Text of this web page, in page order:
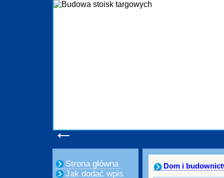
←
Strona główna
Jak dodać wpis
Dom i